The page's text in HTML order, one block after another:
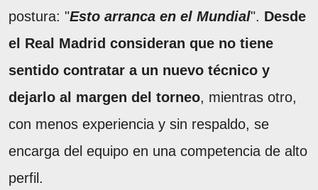
postura: "Esto arranca en el Mundial". Desde
el Real Madrid consideran que no tiene
sentido contratar a un nuevo técnico y
dejarlo al margen del torneo, mientras otro,
con menos experiencia y sin respaldo, se
encarga del equipo en una competencia de alto
perfil.